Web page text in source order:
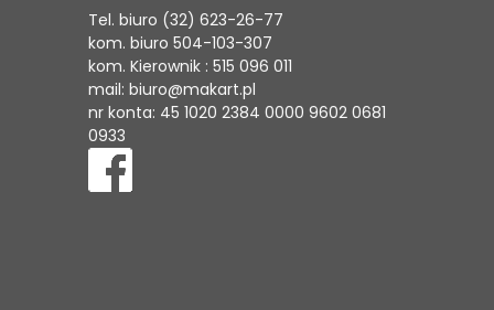
Tel. biuro (32) 623-26-77
kom. biuro 504-103-307
kom. Kierownik : 515 096 011
mail: biuro@makart.pl
nr konta: 45 1020 2384 0000 9602 0681
0933